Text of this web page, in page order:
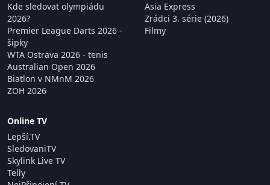
Kde sledovat olympiádu
2026?
Premier League Darts 2026 -
šipky
WTA Ostrava 2026 - tenis
Australian Open 2026
Biatlon v NMnM 2026
ZOH 2026
Asia Express
Zrádci 3. série (2026)
Filmy
Online TV
Lepší.TV
SledovaniTV
Skylink Live TV
Telly